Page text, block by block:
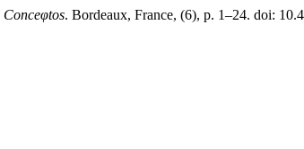
Conceφtos. Bordeaux, France, (6), p. 1–24. doi: